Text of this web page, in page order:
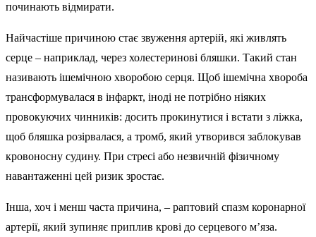
починають відмирати.
Найчастіше причиною стає звуження артерій, які живлять
серце – наприклад, через холестеринові бляшки. Такий стан
називають ішемічною хворобою серця. Щоб ішемічна хвороба
трансформувалася в інфаркт, іноді не потрібно ніяких
провокуючих чинників: досить прокинутися і встати з ліжка,
щоб бляшка розірвалася, а тромб, який утворився заблокував
кровоносну судину. При стресі або незвичній фізичному
навантаженні цей ризик зростає.
Інша, хоч і менш часта причина, – раптовий спазм коронарної
артерії, який зупиняє приплив крові до серцевого м’яза.